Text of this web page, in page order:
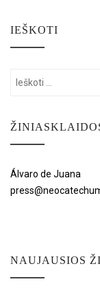
IEŠKOTI
Search
Álvaro de Juana
NAUJAUSIOS